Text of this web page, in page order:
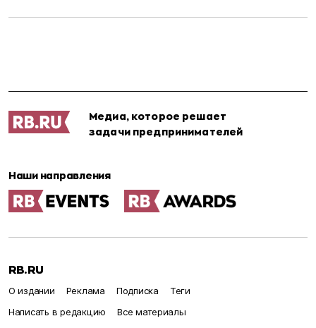
Медиа, которое решает
задачи предпринимателей
Наши направления
RB.RU
О издании Реклама Подписка
Теги
Написать в редакцию
Все материалы